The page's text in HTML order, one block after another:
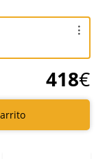
418€